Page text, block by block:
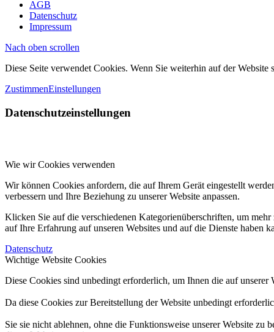
AGB
Datenschutz
Impressum
Nach oben scrollen
Diese Seite verwendet Cookies. Wenn Sie weiterhin auf der
ZustimmenEinstellungen
Datenschutzeinstellungen
Wie wir Cookies verwenden
Wir können Cookies anfordern, die auf Ihrem Gerät eingestellt
verbessern und Ihre Beziehung zu unserer Website anpassen.
Klicken Sie auf die verschiedenen Kategorienüberschriften, um
auf Ihre Erfahrung auf unseren Websites und auf die Dienste haben
Datenschutz
Wichtige Website Cookies
Diese Cookies sind unbedingt erforderlich, um Ihnen die auf
Da diese Cookies zur Bereitstellung der Website unbedingt
Sie sie nicht ablehnen, ohne die Funktionsweise unserer Website